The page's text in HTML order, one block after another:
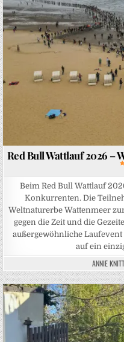
Red Bull Wattlauf 2026 –
Beim Red Bull Wattlauf
Konkurrenten. Die
Weltnaturerbe Wattenmeer
gegen die Zeit und die
außergewöhnliche
auf ein
ANNIE
Posted in